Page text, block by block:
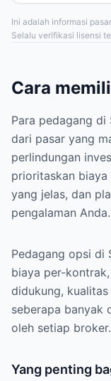
Ini adalah informasi
Selalu verifikasi lisensi
Cara
Para pedagang di
dari pasar yang
perlindungan
prioritaskan
yang jelas, dan
pengalaman Anda.
Pedagang opsi di
biaya per-
didukung,
seberapa banyak
oleh setiap broker.
Yang penting